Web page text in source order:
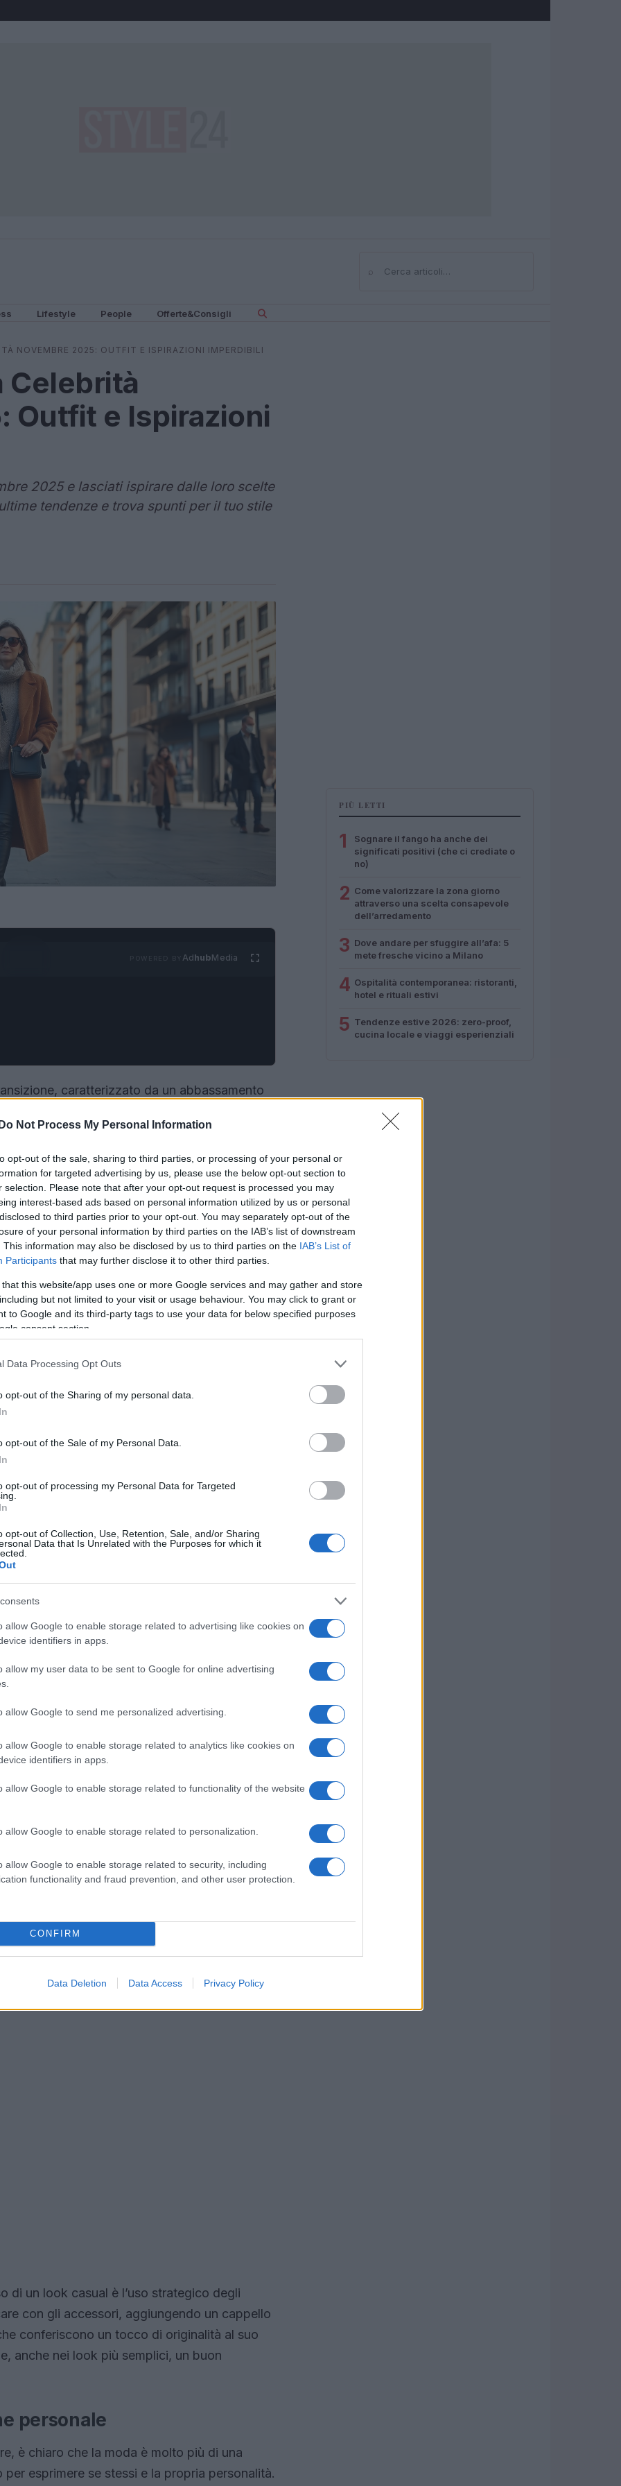
Do Not Process My Personal Information
opt-out of the sale, sharing to third parties, or processing of your personal or
for targeted advertising by us, please use the below opt-out section to
selection. Please note that after your opt-out request is processed you may
interest-based ads based on personal information utilized by us or personal
to third parties prior to your opt-out. You may separately opt-out of the
of your personal information by third parties on the IAB’s list of downstream
This information may also be disclosed by us to third parties on the IAB’s List of
Participants that may further disclose it to other third parties.
that this website/app uses one or more Google services and may gather and store
but not limited to your visit or usage behaviour. You may click to grant or
to Google and its third-party tags to use your data for below specified purposes
consent section.
Data Processing Opt Outs
opt-out of the Sharing of my personal data.
opt-out of the Sale of my Personal Data.
opt-out of processing my Personal Data for Targeted
opt-out of Collection, Use, Retention, Sale, and/or Sharing
Data that Is Unrelated with the Purposes for which it
allow Google to enable storage related to advertising like cookies on
identifiers in apps.
allow my user data to be sent to Google for online advertising
allow Google to send me personalized advertising.
allow Google to enable storage related to analytics like cookies on
identifiers in apps.
allow Google to enable storage related to functionality of the website
allow Google to enable storage related to personalization.
allow Google to enable storage related to security, including
functionality and fraud prevention, and other user protection.
CONFIRM
Data Deletion Data Access Privacy Policy
⌕Cerca
Lifestyle People Offerte&Consigli
NOVEMBRE 2025: OUTFIT E ISPIRAZIONI IMPERDIBILI
Celebrità
Outfit e Ispirazioni
2025 e lasciati ispirare dalle loro scelte
tendenze e trova spunti per il tuo stile
AdhubMedia
caratterizzato da un abbassamento
look delle celebrità, che si fanno più
alle ultime tendenze, sfruttano ogni
red carpet
sia in passeggiate informali per le
ilookpiù sorprendenti del mese, analizzando
al passo con la moda.
celebrità
in novembre, si possono notare una varietà
quelle più casual. Ogni outfit racconta una
Un esempio emblematico è
look non solo esalta la sua figura, ma
per eventi serali.
i dettagli che possono trasformare un look.
il suo outfit con accessori audaci, come
in pelle colorata. Questi accorgimenti
e distintivo e sottolineando
nella vita di tutti i giorni, e anche in questo
, per esempio, è stata avvistata in un look street
jeans oversized abbinati a una felpa con
per affrontare le giornate frenetiche in città.
essere alla moda anche in situazioni
di un look casual è l’uso strategico degli
con gli accessori, aggiungendo un cappello
conferiscono un tocco di originalità al suo
anche nei look più semplici, un buon
personale
è chiaro che la moda è molto più di una
esprimere se stessi e la propria personalità.
PIÙ LETTI
1
Sognare il fango ha anche dei
significati positivi (che ci crediate o
no)
2 Come valorizzare la zona giorno
attraverso una scelta consapevole
dell’arredamento
3 Dove andare per sfuggire all’afa: 5
mete fresche vicino a Milano
4 Ospitalità contemporanea: ristoranti,
hotel e rituali estivi
5 Tendenze estive 2026: zero-proof,
cucina locale e viaggi esperienziali